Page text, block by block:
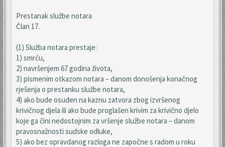
Prestanak službe notara
Član 17.
(1) Služba notara prestaje:
1) smrću,
2) navršenjem 67 godina života,
3) pismenim otkazom notara – danom donošenja konačnog
rješenja o prestanku službe notara,
4) ako bude osuđen na kaznu zatvora zbog izvršenog
krivičnog djela ili ako bude proglašen krivim za krivično djelo
koje ga čini nedostojnim za vršenje službe notara – danom
pravosnažnosti sudske odluke,
5) ako bez opravdanog razloga ne započne s radom u roku